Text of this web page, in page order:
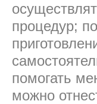
процедур;
помогать
можно